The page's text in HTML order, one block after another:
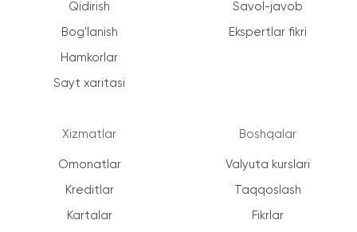
Qidirish
Bog'lanish
Hamkorlar
Sayt xaritasi
Xizmatlar
Omonatlar
Kreditlar
Kartalar
Savol-javob
Ekspertlar fikri
Boshqalar
Valyuta kurslari
Taqqoslash
Fikrlar